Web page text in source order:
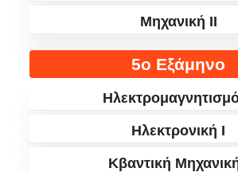
Μηχανική II
5ο Εξάμηνο
Ηλεκτρονική I
Κβαντική